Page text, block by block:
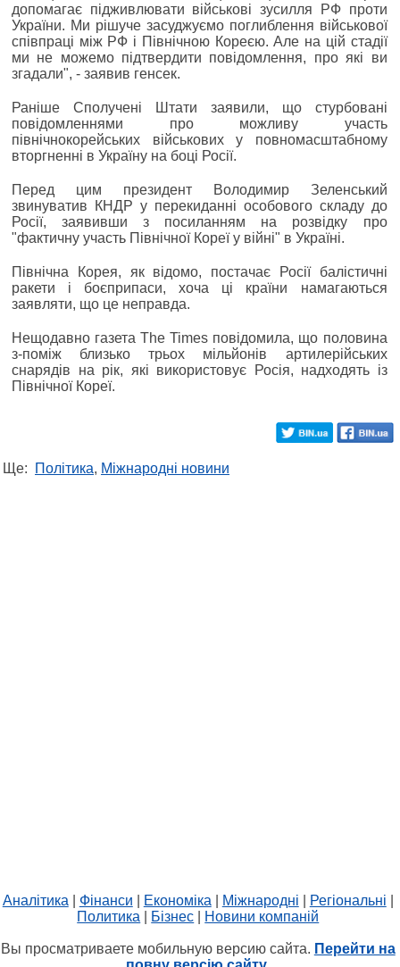
допомагає підживлювати військові зусилля РФ проти
України. Ми рішуче засуджуємо поглиблення військової
співпраці між РФ і Північною Кореєю. Але на цій стадії
ми не можемо підтвердити повідомлення, про які ви
згадали", - заявив генсек.
Раніше Сполучені Штати заявили, що стурбовані
повідомленнями про можливу участь
північнокорейських військових у повномасштабному
вторгненні в Україну на боці Росії.
Перед цим президент Володимир Зеленський
звинуватив КНДР у перекиданні особового складу до
Росії, заявивши з посиланням на розвідку про
"фактичну участь Північної Кореї у війні" в Україні.
Північна Корея, як відомо, постачає Росії балістичні
ракети і боєприпаси, хоча ці країни намагаються
заявляти, що це неправда.
Нещодавно газета The Times повідомила, що половина
з-поміж близько трьох мільйонів артилерійських
снарядів на рік, які використовує Росія, надходять із
Північної Кореї.
Ще: Політика, Міжнародні новини
Аналітика Фінанси Економіка Міжнародні Регіональні
Политика
Бізнес Новини компаній
Вы просматриваете мобильную версию сайта. Перейти на